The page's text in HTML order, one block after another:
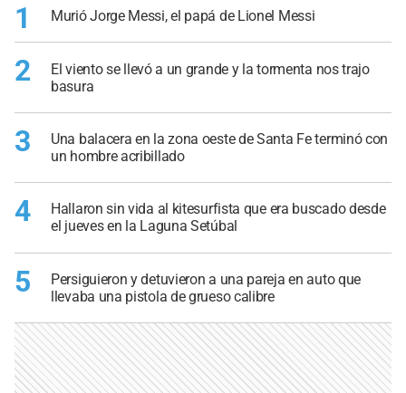
1 Murió Jorge Messi, el papá de Lionel Messi
2
El viento se llevó a un grande y la tormenta nos trajo
basura
3
Una balacera en la zona oeste de Santa Fe terminó con
un hombre acribillado
4
Hallaron sin vida al kitesurfista que era buscado desde
el jueves en la Laguna Setúbal
5
Persiguieron y detuvieron a una pareja en auto que
llevaba una pistola de grueso calibre